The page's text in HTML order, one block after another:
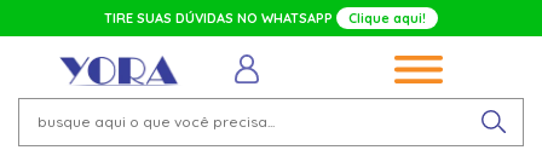
TIRE SUAS DÚVIDAS NO WHATSAPP Clique aqui!